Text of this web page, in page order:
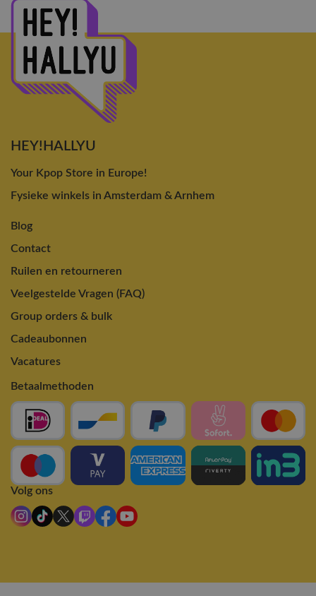
HEY!HALLYU
Your Kpop Store in Europe!
Fysieke winkels in Amsterdam & Arnhem
Blog
Contact
Ruilen en retourneren
Veelgestelde Vragen (FAQ)
Group orders & bulk
Cadeaubonnen
Vacatures
Betaalmethoden
Volg ons